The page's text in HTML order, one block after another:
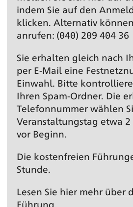
indem Sie auf den
klicken. Alternativ
anrufen: (040) 209 404 36
Sie erhalten gleich nach
per E-Mail eine
Einwahl. Bitte
Ihren Spam-Ordner. Die
Telefonnummer wählen
Veranstaltungs­tag etwa
vor Beginn.
Die kostenfreien
Stunde.
Lesen Sie hier mehr über
Führung.